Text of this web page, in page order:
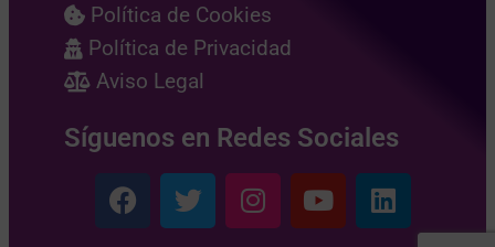
Política de Cookies
Política de Privacidad
Aviso Legal
Síguenos en Redes Sociales